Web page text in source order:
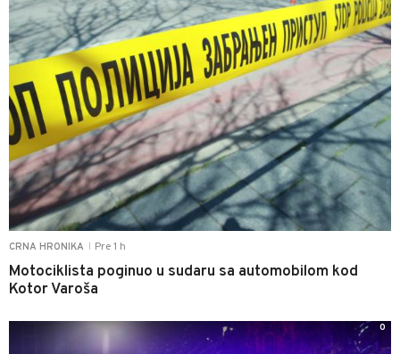
CRNA HRONIKA Pre 1 h
Motociklista poginuo u sudaru sa automobilom kod
Kotor Varoša
0